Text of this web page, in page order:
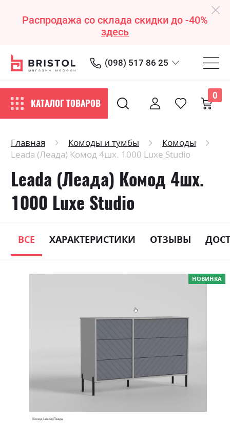
Распродажа со склада скидки до -40%
здесь
(098) 517 86 25
КАТАЛОГ ТОВАРОВ
0
Главная Комоды и тумбы
Комоды
Leada (Леада) Комод 4шх. 1000 Luxe Studio
Leada (Леада) Комод 4шх.
1000 Luxe Studio
ВСЕ ХАРАКТЕРИСТИКИ ОТЗЫВЫ
НОВИНКА